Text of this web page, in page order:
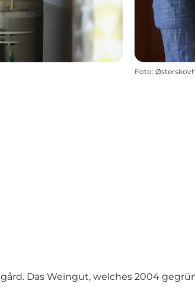
Foto:
Das Weingut, welches 2004